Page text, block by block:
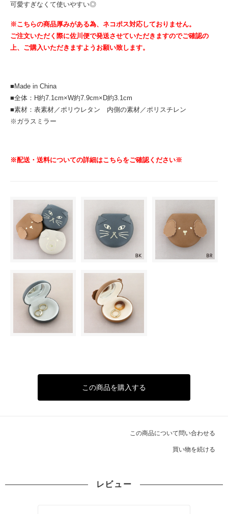
可愛すぎなくて使いやすい◎
※こちらの商品厚みがある為、ネコポス対応しておりません。
ご注文いただく際に佐川便で発送させていただきますのでご確認の
上、ご購入いただきますようお願い致します。
■Made in China
■全体：H約7.1cm×W約7.9cm×D約3.1cm
■素材：表素材／ポリウレタン 内側の素材／ポリスチレン
※ガラスミラー
※配送・送料についての詳細はこちらをご確認ください※
この商品を購入する
この商品について問い合わせる
買い物を続ける
レビュー